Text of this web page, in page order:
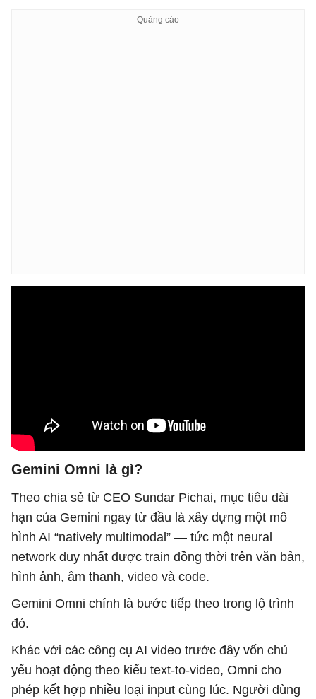
Gemini Omni là gì?
Theo chia sẻ từ CEO Sundar Pichai, mục tiêu dài
hạn của Gemini ngay từ đầu là xây dựng một mô
hình AI “natively multimodal” — tức một neural
network duy nhất được train đồng thời trên văn bản,
hình ảnh, âm thanh, video và code.
Gemini Omni chính là bước tiếp theo trong lộ trình
đó.
Khác với các công cụ AI video trước đây vốn chủ
yếu hoạt động theo kiểu text-to-video, Omni cho
phép kết hợp nhiều loại input cùng lúc. Người dùng